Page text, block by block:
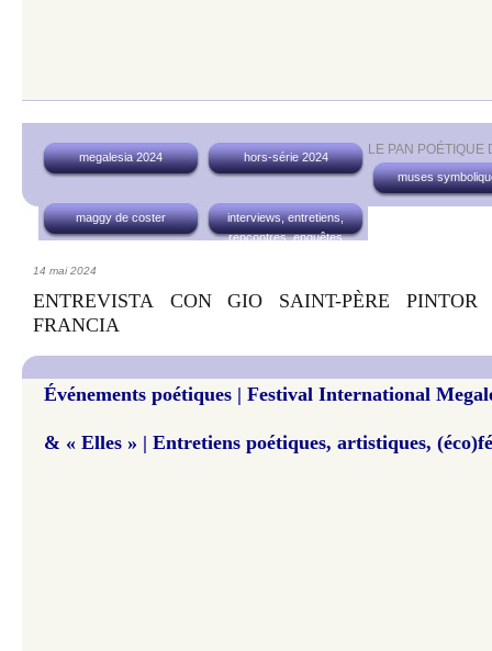
LE PAN POÉTIQUE
megalesia 2024
hors-série 2024
muses
maggy de coster
interviews, entretiens,
rencontres, enquêtes
14 mai 2024
ENTREVISTA CON GIO SAINT-PÈRE
FRANCIA
Événements poétiques | Festival International
& « Elles » | Entretiens poétiques, artistiques,